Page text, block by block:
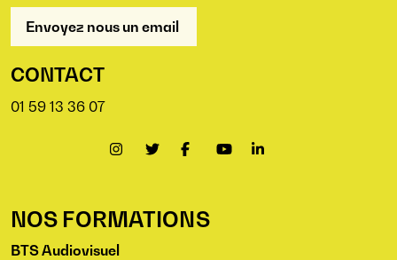
Envoyez nous un email
CONTACT
01 59 13 36 07
NOS FORMATIONS
BTS Audiovisuel